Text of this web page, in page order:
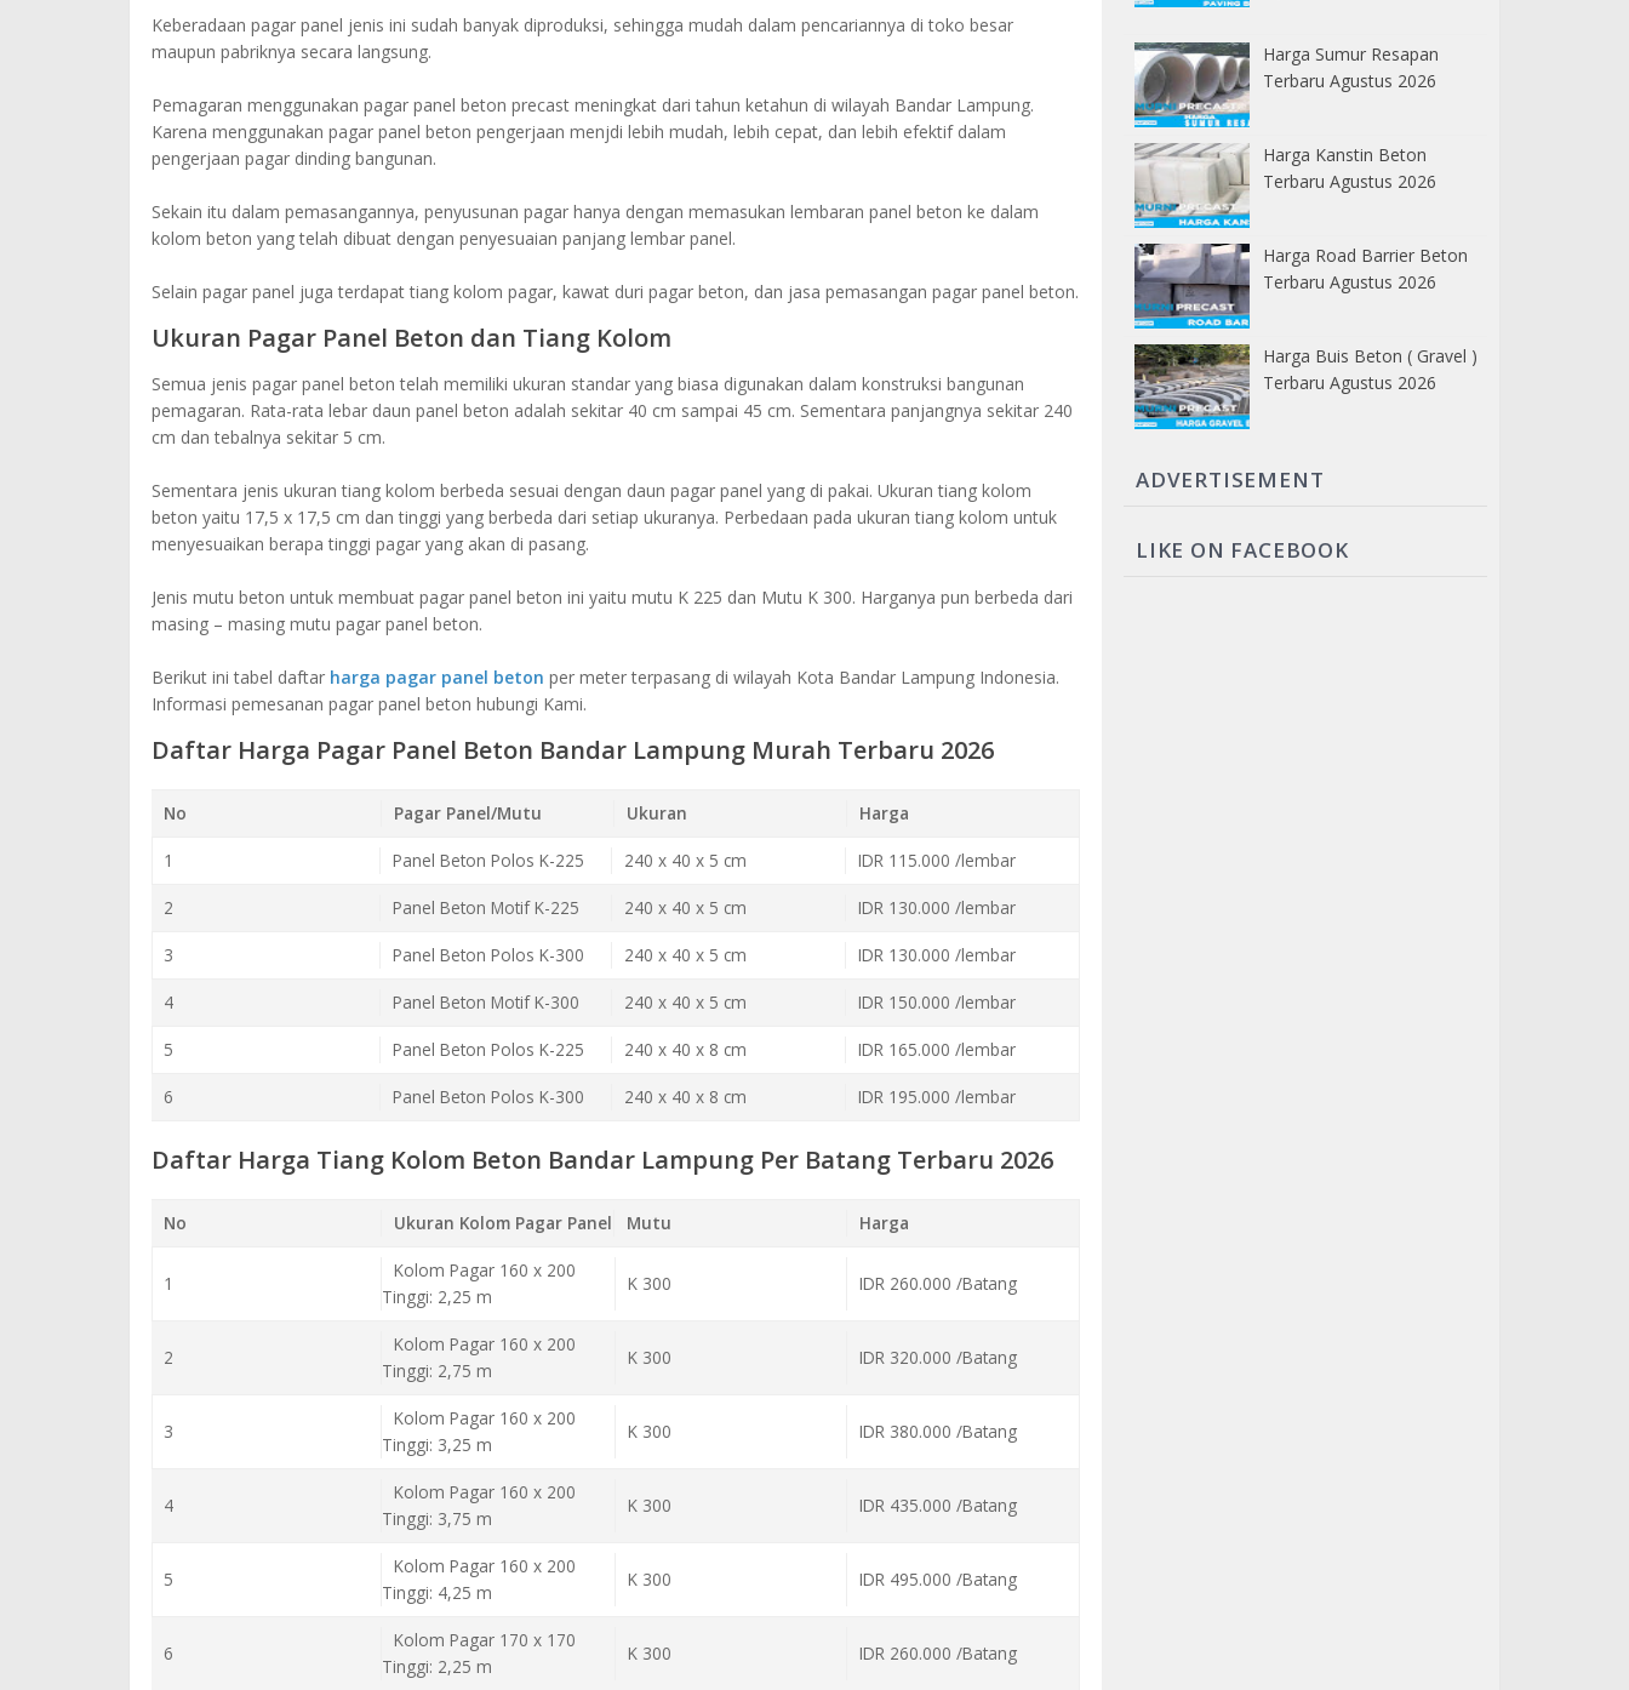
Keberadaan pagar panel jenis ini sudah banyak diproduksi, sehingga mudah dalam pencariannya di toko besar
maupun pabriknya secara langsung.
Pemagaran menggunakan pagar panel beton precast meningkat dari tahun ketahun di wilayah Bandar Lampung.
Karena menggunakan pagar panel beton pengerjaan menjdi lebih mudah, lebih cepat, dan lebih efektif dalam
pengerjaan pagar dinding bangunan.
Sekain itu dalam pemasangannya, penyusunan pagar hanya dengan memasukan lembaran panel beton ke dalam
kolom beton yang telah dibuat dengan penyesuaian panjang lembar panel.
Selain pagar panel juga terdapat tiang kolom pagar, kawat duri pagar beton, dan jasa pemasangan pagar panel beton.
Ukuran Pagar Panel Beton dan Tiang Kolom
Semua jenis pagar panel beton telah memiliki ukuran standar yang biasa digunakan dalam konstruksi bangunan
pemagaran. Rata-rata lebar daun panel beton adalah sekitar 40 cm sampai 45 cm. Sementara panjangnya sekitar 240
cm dan tebalnya sekitar 5 cm.
Sementara jenis ukuran tiang kolom berbeda sesuai dengan daun pagar panel yang di pakai. Ukuran tiang kolom
beton yaitu 17,5 x 17,5 cm dan tinggi yang berbeda dari setiap ukuranya. Perbedaan pada ukuran tiang kolom untuk
menyesuaikan berapa tinggi pagar yang akan di pasang.
Jenis mutu beton untuk membuat pagar panel beton ini yaitu mutu K 225 dan Mutu K 300. Harganya pun berbeda dari
masing – masing mutu pagar panel beton.
Berikut ini tabel daftar harga pagar panel beton per meter terpasang di wilayah Kota Bandar Lampung Indonesia.
Informasi pemesanan pagar panel beton hubungi Kami.
Daftar Harga Pagar Panel Beton Bandar Lampung Murah Terbaru 2026
No Pagar Panel/Mutu Ukuran Harga
1 Panel Beton Polos K-225 240 x 40 x 5 cm IDR 115.000 /lembar
2 Panel Beton Motif K-225 240 x 40 x 5 cm IDR 130.000 /lembar
3 Panel Beton Polos K-300 240 x 40 x 5 cm IDR 130.000 /lembar
4 Panel Beton Motif K-300 240 x 40 x 5 cm IDR 150.000 /lembar
5 Panel Beton Polos K-225 240 x 40 x 8 cm IDR 165.000 /lembar
6 Panel Beton Polos K-300 240 x 40 x 8 cm IDR 195.000 /lembar
Daftar Harga Tiang Kolom Beton Bandar Lampung Per Batang Terbaru 2026
No Ukuran Kolom Pagar Panel Mutu Harga
1
Kolom Pagar 160 x 200
Tinggi: 2,25 m
K 300 IDR 260.000 /Batang
2
Kolom Pagar 160 x 200
Tinggi: 2,75 m
K 300 IDR 320.000 /Batang
3
Kolom Pagar 160 x 200
Tinggi: 3,25 m
K 300 IDR 380.000 /Batang
4
Kolom Pagar 160 x 200
Tinggi: 3,75 m
K 300 IDR 435.000 /Batang
5
Kolom Pagar 160 x 200
Tinggi: 4,25 m
K 300 IDR 495.000 /Batang
6
Kolom Pagar 170 x 170
Tinggi: 2,25 m
K 300 IDR 260.000 /Batang
Harga Sumur Resapan
Terbaru Agustus 2026
Harga Kanstin Beton
Terbaru Agustus 2026
Harga Road Barrier Beton
Terbaru Agustus 2026
Harga Buis Beton ( Gravel )
Terbaru Agustus 2026
ADVERTISEMENT
LIKE ON FACEBOOK